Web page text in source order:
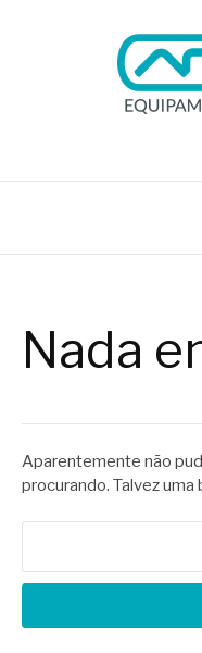
Nada
Aparentemente não
procurando. Talvez uma